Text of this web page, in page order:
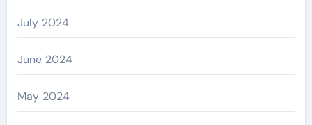
July 2024
June 2024
May 2024